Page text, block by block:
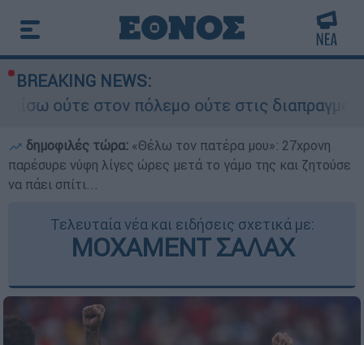
BREAKING NEWS:
ούτε στις διαπραγματεύσεις» - Οι έξι
δημοφιλές τώρα: «Θέλω τον πατέρα μου»: 27χρονη
παρέσυρε νύφη λίγες ώρες μετά το γάμο της και ζητούσε
να πάει σπίτι...
Τελευταία νέα και ειδήσεις σχετικά με:
ΜΟΧΑΜΕΝΤ ΣΑΛΑΧ